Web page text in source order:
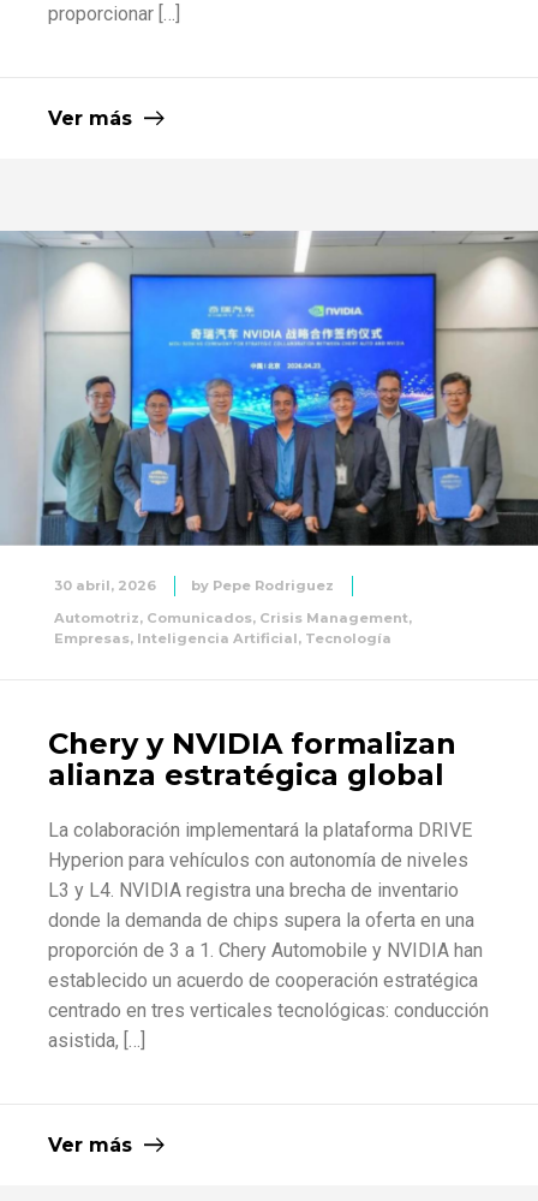
proporcionar […]
Ver más
30 abril, 2026 by Pepe Rodriguez
Automotriz, Comunicados, Crisis Management,
Empresas, Inteligencia Artificial, Tecnología
Chery y NVIDIA formalizan
alianza estratégica global
La colaboración implementará la plataforma DRIVE
Hyperion para vehículos con autonomía de niveles
L3 y L4. NVIDIA registra una brecha de inventario
donde la demanda de chips supera la oferta en una
proporción de 3 a 1. Chery Automobile y NVIDIA han
establecido un acuerdo de cooperación estratégica
centrado en tres verticales tecnológicas: conducción
asistida, […]
Ver más